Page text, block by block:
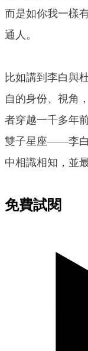
而是如你我一樣
通人。
比如講到李白與
自的身份、視角
者穿越一千多年
雙子星座——李白
中相識相知，並
免費試閱